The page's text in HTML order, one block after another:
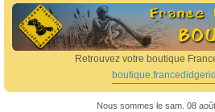
Retrouvez votre boutique
Nous sommes le sam. 08